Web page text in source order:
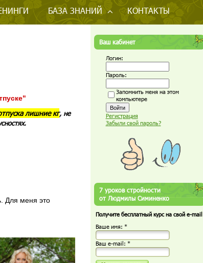
БАЗА ЗНАНИЙ КОНТАКТЫ
лишние кг, не
Для меня это
Ваш кабинет
Логин:
Пароль:
Запомнить меня на этом
компьютере
Регистрация
Забыли свой пароль?
7 уроков стройности
от Людмилы Симиненко
Получите бесплатный курс на свой e-mail
Ваше имя: *
Ваш е-mail: *